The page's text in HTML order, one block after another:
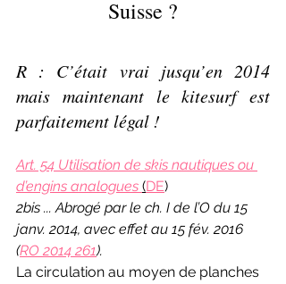
Suisse ?
R : C’était vrai jusqu’en 2014
mais maintenant le kitesurf est
parfaitement légal !
Art. 54 Utilisation de skis nautiques ou
d’engins analogues (DE)
2bis ... Abrogé par le ch. I de l’O du 15
janv. 2014, avec effet au 15 fév. 2016
(RO 2014 261).
La circulation au moyen de planches